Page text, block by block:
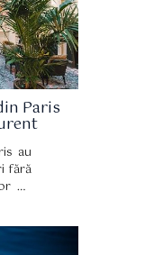
Paris
au
fără
de